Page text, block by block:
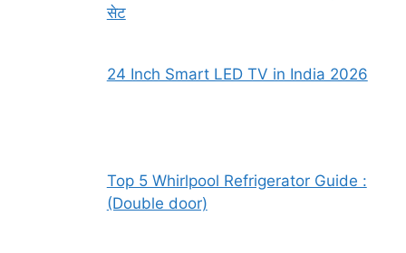
सेट
24 Inch Smart LED TV in India 2026
Top 5 Whirlpool Refrigerator Guide :
(Double door)